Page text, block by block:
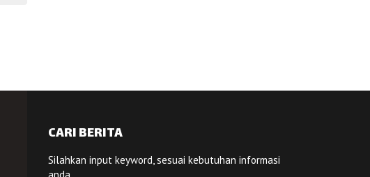
CARI BERITA
Silahkan input keyword, sesuai kebutuhan informasi